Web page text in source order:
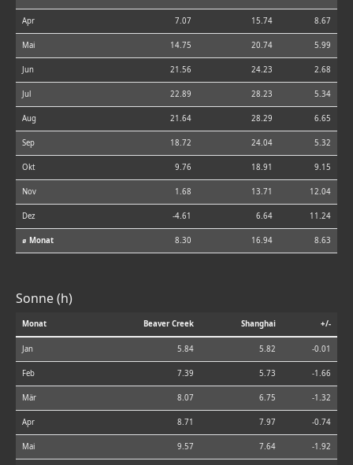
Apr 7.07 15.74 8.67
Mai 14.75 20.74 5.99
Jun 21.56 24.23 2.68
Jul 22.89 28.23 5.34
Aug 21.64 28.29 6.65
Sep 18.72 24.04 5.32
Okt 9.76 18.91 9.15
Nov 1.68 13.71 12.04
Dez -4.61 6.64 11.24
⌀ Monat 8.30 16.94 8.63
Sonne (h)
Monat Beaver Creek Shanghai +/-
Jan 5.84 5.82 -0.01
Feb 7.39 5.73 -1.66
Mär 8.07 6.75 -1.32
Apr 8.71 7.97 -0.74
Mai 9.57 7.64 -1.92